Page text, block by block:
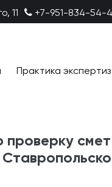
11 +7-951-834-54-
Практика экспертиз